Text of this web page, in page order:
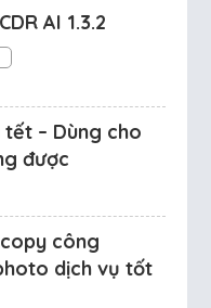
AI 1.3.2
– Dùng cho
được
công
dịch vụ tốt